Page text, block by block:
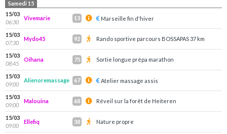
Samedi 15
15/03
06:30
Vivemarie 13 Marseille fin d'hiver
15/03
07:30
Mydo45 92 Rando sportive parcours BOSSAPAS 37 km
15/03
08:45
Oihana 75 Sortie longue prépa marathon
15/03
09:00
Alienoremassage 67 Atelier massage assis
15/03
09:00
Malouina 68 Réveil sur la forêt de Heiteren
15/03
09:00
Ellefiq 38 Nature propre